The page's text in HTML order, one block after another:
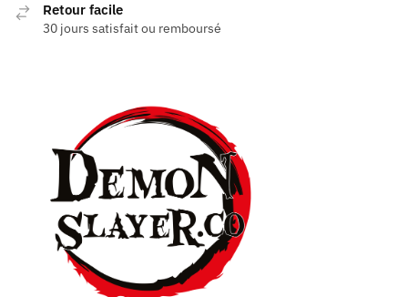
Retour facile
30 jours satisfait ou remboursé